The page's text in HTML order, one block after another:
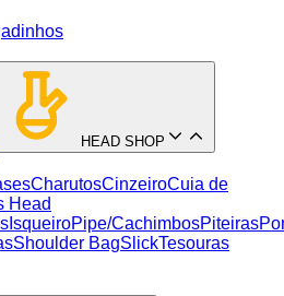
HEAD SHOP
CharutosCinzeiroCuia de
Head
IsqueiroPipe/CachimbosPiteiras
Shoulder BagSlickTesouras